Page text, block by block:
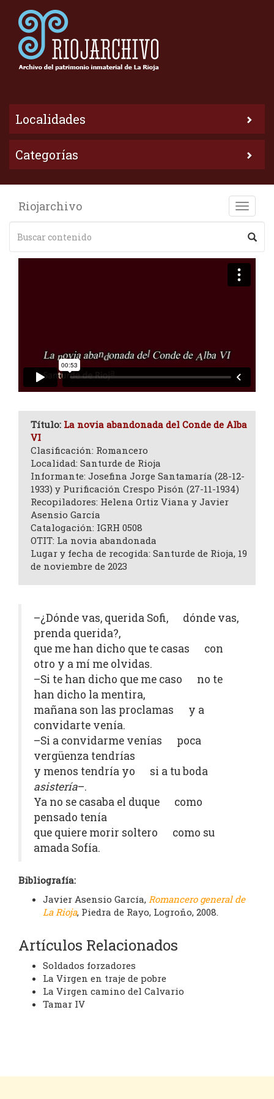
Localidades
Categorías
Toggle
Riojarchivo
Título: La novia abandonada del Conde de Alba
VI
Clasificación: Romancero
Localidad: Santurde de Rioja
Informante: Josefina Jorge Santamaría (28-12-
1933) y Purificación Crespo Pisón (27-11-1934)
Recopiladores: Helena Ortiz Viana y Javier
Asensio García
Catalogación: IGRH 0508
OTIT: La novia abandonada
Lugar y fecha de recogida: Santurde de Rioja, 19
de noviembre de 2023
–¿Dónde vas, querida Sofi, dónde vas,
prenda querida?,
que me han dicho que te casas con
otro y a mí me olvidas.
–Si te han dicho que me caso no te
han dicho la mentira,
mañana son las proclamas y a
convidarte venía.
–Si a convidarme venías poca
vergüenza tendrías
y menos tendría yo si a tu boda
asistería–.
Ya no se casaba el duque como
pensado tenía
que quiere morir soltero como su
amada Sofía.
Bibliografía:
Javier Asensio García, Romancero general de
La Rioja, Piedra de Rayo, Logroño, 2008.
Artículos Relacionados
Soldados forzadores
La Virgen en traje de pobre
La Virgen camino del Calvario
Tamar IV